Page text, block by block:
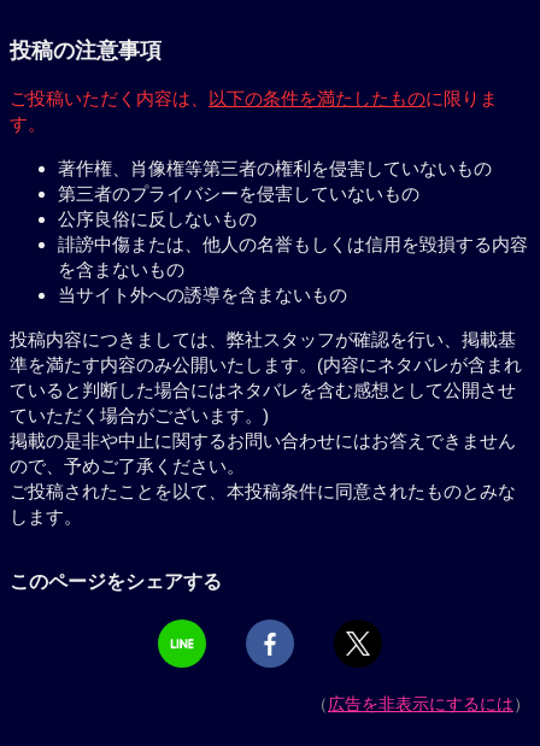
投稿の注意事項
ご投稿いただく内容は、 以下の条件を満たしたものに限りま
す。
著作権、肖像権等第三者の権利を侵害していないもの
第三者のプライバシーを侵害していないもの
公序良俗に反しないもの
誹謗中傷または、他人の名誉もしくは信用を毀損する内容
を含まないもの
当サイト外への誘導を含まないもの
投稿内容につきましては、弊社スタッフが確認を行い、掲載基
準を満たす内容のみ公開いたします。(内容にネタバレが含まれ
ていると判断した場合にはネタバレを含む感想として公開させ
ていただく場合がございます。)
掲載の是非や中止に関するお問い合わせにはお答えできません
ので、予めご了承ください。
ご投稿されたことを以て、本投稿条件に同意されたものとみな
します。
このページをシェアする
（広告を非表示にするには）